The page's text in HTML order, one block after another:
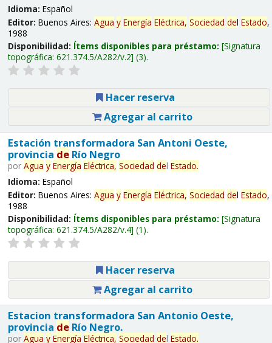
Idioma: Español
Editor: Buenos Aires: Agua y Energía Eléctrica, Sociedad del Estado,
1988
Disponibilidad: Ítems disponibles para préstamo: Signatura
topográfica: 621.374.5/A282/v.2 (3).
Hacer reserva
Agregar al carrito
Estación transformadora San Antoni Oeste,
provincia deRío Negro
por Agua y Energía Eléctrica, Sociedad del Estado.
Idioma: Español
Editor: Buenos Aires: Agua y Energía Eléctrica, Sociedad del Estado,
1988
Disponibilidad: Ítems disponibles para préstamo: Signatura
topográfica: 621.374.5/A282/v.4 (1).
Hacer reserva
Agregar al carrito
Estacion transformadora San Antonio Oeste,
provincia deRío Negro.
por Agua y Energía Eléctrica, Sociedad del Estado.